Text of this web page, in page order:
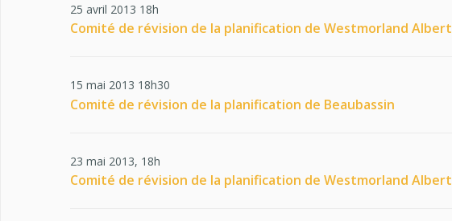
25 avril 2013 18h
Comité de révision de la planification de Westmorland Albert
15 mai 2013 18h30
Comité de révision de la planification de Beaubassin
23 mai 2013, 18h
Comité de révision de la planification de Westmorland Albert